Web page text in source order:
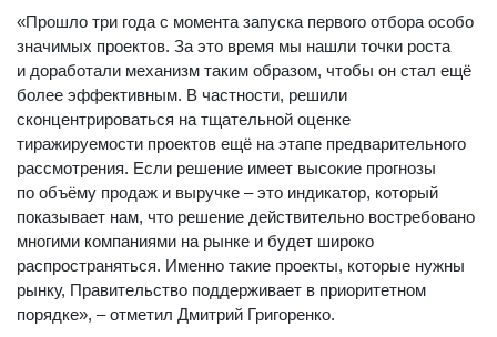
«Прошло три года с момента запуска первого отбора особо
значимых проектов. За это время мы нашли точки роста
и доработали механизм таким образом, чтобы он стал ещё
более эффективным. В частности, решили
сконцентрироваться на тщательной оценке
тиражируемости проектов ещё на этапе предварительного
рассмотрения. Если решение имеет высокие прогнозы
по объёму продаж и выручке – это индикатор, который
показывает нам, что решение действительно востребовано
многими компаниями на рынке и будет широко
распространяться. Именно такие проекты, которые нужны
рынку, Правительство поддерживает в приоритетном
порядке», – отметил Дмитрий Григоренко.